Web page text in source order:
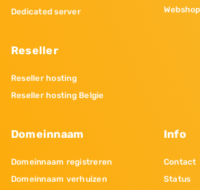
Dedicated server
Reseller
Reseller hosting
Reseller hosting Belgie
Domeinnaam
Domeinnaam registreren
Domeinnaam verhuizen
Info
Contact
Status